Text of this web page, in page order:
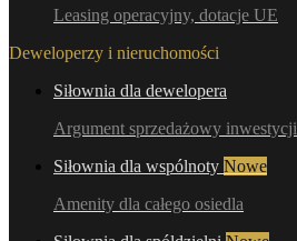
Leasing operacyjny, dotacje UE
Deweloperzy i nieruchomości
Siłownia dla dewelopera
Argument sprzedażowy inwestycji
Siłownia dla wspólnoty Nowe
Amenity dla całego osiedla